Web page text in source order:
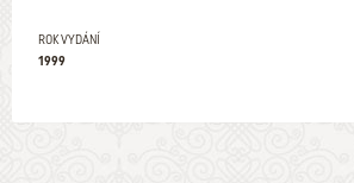
ROK VYDÁNÍ
1999